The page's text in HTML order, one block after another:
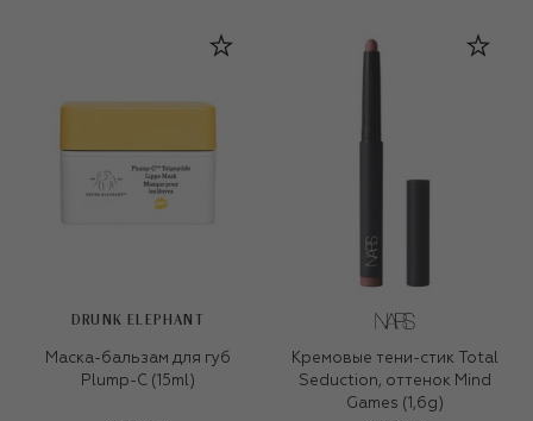
DRUNK ELEPHANT
Маска-бальзам для губ
Plump-C (15ml)
Кремовые тени-стик Total
Seduction, оттенок Mind
Games (1,6g)